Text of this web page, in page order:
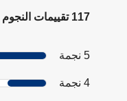
117 تقييمات النجوم
5 نجمة
4 نجمة